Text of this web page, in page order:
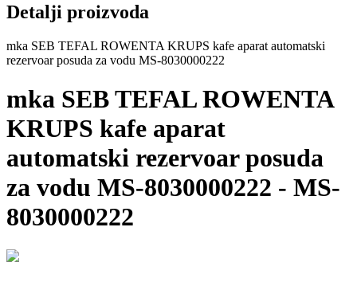
Detalji proizvoda
mka SEB TEFAL ROWENTA KRUPS kafe aparat automatski
rezervoar posuda za vodu MS-8030000222
mka SEB TEFAL ROWENTA
KRUPS kafe aparat
automatski rezervoar posuda
za vodu MS-8030000222 - MS-
8030000222